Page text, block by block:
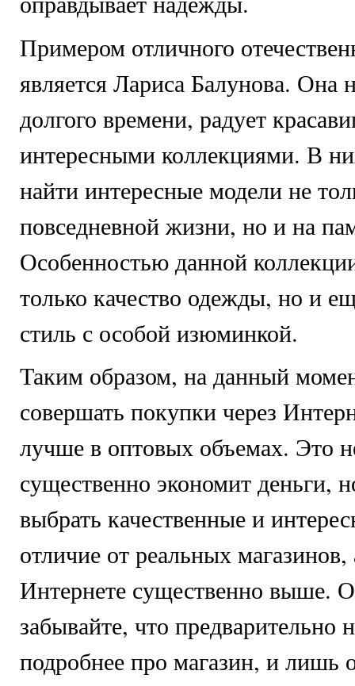
Примером отличного
является Лариса Балунова. Она
долгого времени, радует
интересными коллекциями. В
найти интересные модели не
повседневной жизни, но и на
Особенностью данной
только качество одежды, но и
стиль с особой изюминкой.
Таким образом, на данный
совершать покупки через
лучше в оптовых объемах. Это
существенно экономит деньги,
выбрать качественные и
отличие от реальных
Интернете существенно выше.
забывайте, что предварительно
подробнее про магазин, и лишь